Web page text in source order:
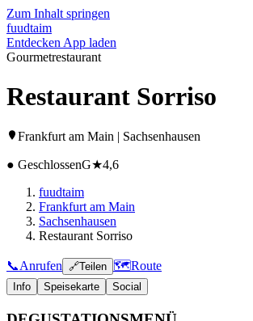
Zum Inhalt springen
fuudtaim
Entdecken App laden
Gourmetrestaurant
Restaurant Sorriso
Frankfurt am Main | Sachsenhausen
● GeschlossenG★4,6
fuudtaim
Frankfurt am Main
Sachsenhausen
Restaurant Sorriso
📞Anrufen 🔗Teilen 🗺️Route
Info Speisekarte Social